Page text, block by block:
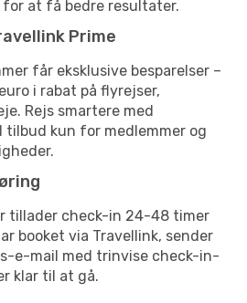
at få bedre resultater.
Prime
får eksklusive besparelser –
i rabat på flyrejser,
Rejs smartere med
kun for medlemmer og
tillader check-in 24-48 timer
booket via Travellink, sender
e-mail med trinvise check-in-
klar til at gå.